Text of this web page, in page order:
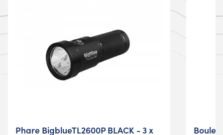
Phare BigblueTL2600P BLACK - 3 x
Boule